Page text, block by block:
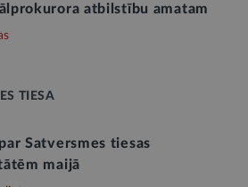
atbilstību amatam
TIESA
Satversmes tiesas
maijā